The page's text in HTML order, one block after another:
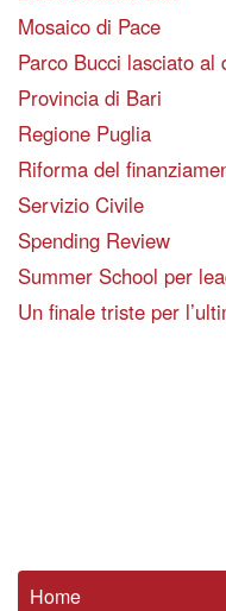
Mosaico di Pace
Parco Bucci lasciato al
Provincia di Bari
Regione Puglia
Riforma del
Servizio Civile
Spending Review
Summer School per
Un finale triste per
Home